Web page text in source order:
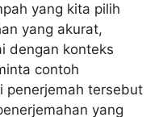
yang kita pilih
yang akurat,
dengan konteks
contoh
penerjemah tersebut
yang